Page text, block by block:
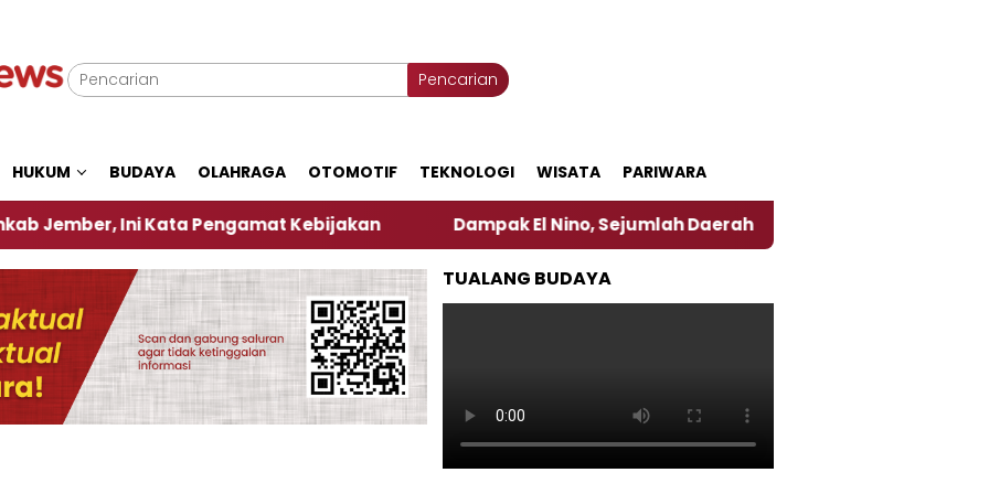
Pencarian
HUKUM BUDAYA OLAHRAGA OTOMOTIF TEKNOLOGI WISATA PARIWARA
Ini Kata Pengamat Kebijakan Dampak El Nino, Sejumlah Daerah di Jember Alami Krisi Air
TUALANG BUDAYA